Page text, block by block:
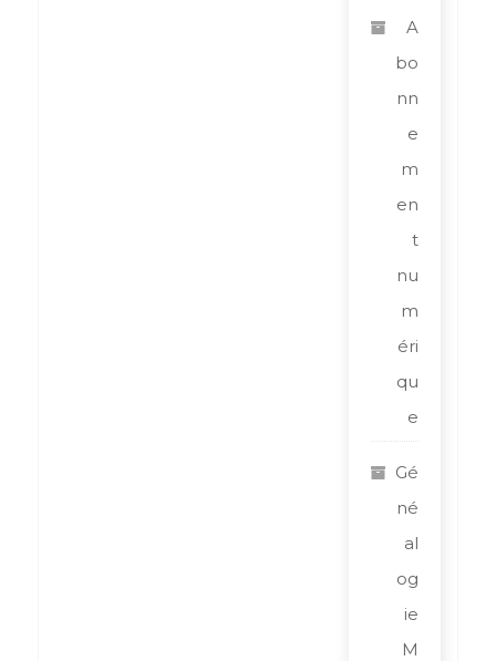
A
bo
nn
e
m
en
t
nu
m
éri
qu
e
Gé
né
al
og
ie
M